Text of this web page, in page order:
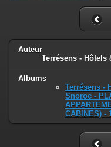
Auteur
Terrésens - Hôtels
Albums
Terrésens -
Snoroc -
CABINES) -